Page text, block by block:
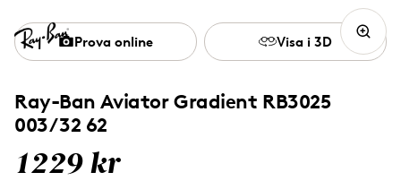
Ray-Ban Aviator Gradient RB3025
003/32 62
1229 kr
Prova online Visa i 3D